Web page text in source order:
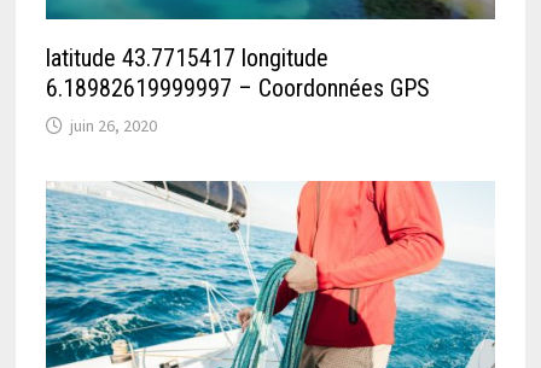
latitude 43.7715417 longitude
6.18982619999997 – Coordonnées GPS
juin 26, 2020